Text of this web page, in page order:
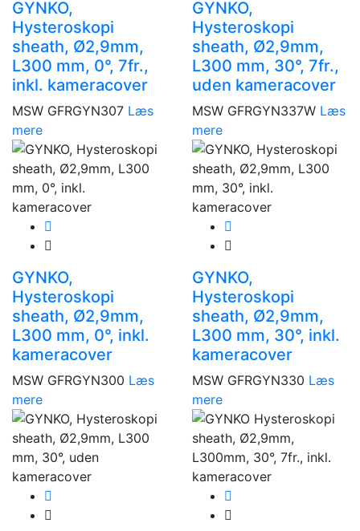
GYNKO,
Hysteroskopi
sheath, Ø2,9mm,
L300 mm, 0°, 7fr.,
inkl. kameracover
MSW GFRGYN307 Læs
mere
GYNKO,
Hysteroskopi
sheath, Ø2,9mm,
L300 mm, 30°, 7fr.,
uden kameracover
MSW GFRGYN337W Læs
mere
GYNKO,
Hysteroskopi
sheath, Ø2,9mm,
L300 mm, 0°, inkl.
kameracover
MSW GFRGYN300 Læs
mere
GYNKO,
Hysteroskopi
sheath, Ø2,9mm,
L300 mm, 30°, inkl.
kameracover
MSW GFRGYN330 Læs
mere